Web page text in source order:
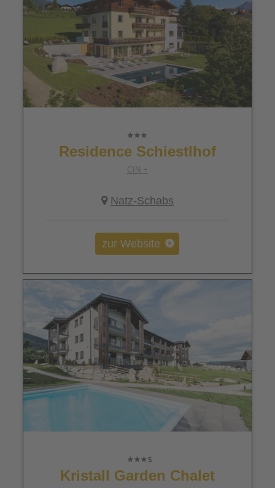
Residence Schiestlhof
CIN +
Natz-Schabs
zur Website
Kristall Garden Chalet